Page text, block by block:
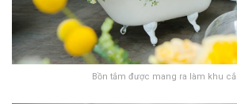
Bồn tắm được mang ra làm khu